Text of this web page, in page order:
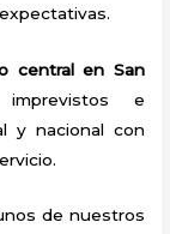
central en San
e
y nacional con
de nuestros